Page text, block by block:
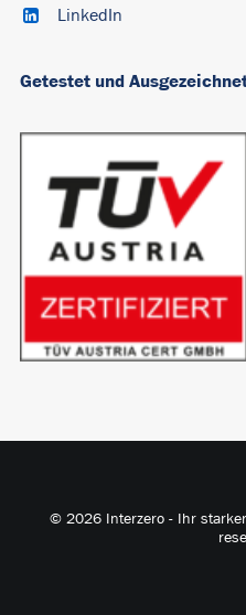
LinkedIn
Getestet und
© 2026 Interzero - Ihr